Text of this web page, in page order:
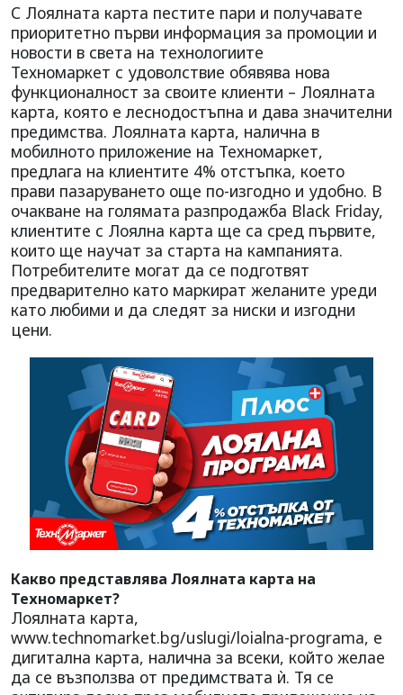
С Лоялната карта пестите пари и получавате
приоритетно първи информация за промоции и
новости в света на технологиите
Техномаркет с удоволствие обявява нова
функционалност за своите клиенти – Лоялната
карта, която е леснодостъпна и дава значителни
предимства. Лоялната карта, налична в
мобилното приложение на Техномаркет,
предлага на клиентите 4% отстъпка, което
прави пазаруването още по-изгодно и удобно. В
очакване на голямата разпродажба Black Friday,
клиентите с Лоялна карта ще са сред първите,
които ще научат за старта на кампанията.
Потребителите могат да се подготвят
предварително като маркират желаните уреди
като любими и да следят за ниски и изгодни
цени.
Какво представлява Лоялната карта на
Техномаркет?
Лоялната карта,
www.technomarket.bg/uslugi/loialna-programa, е
дигитална карта, налична за всеки, който желае
да се възползва от предимствата ѝ. Тя се